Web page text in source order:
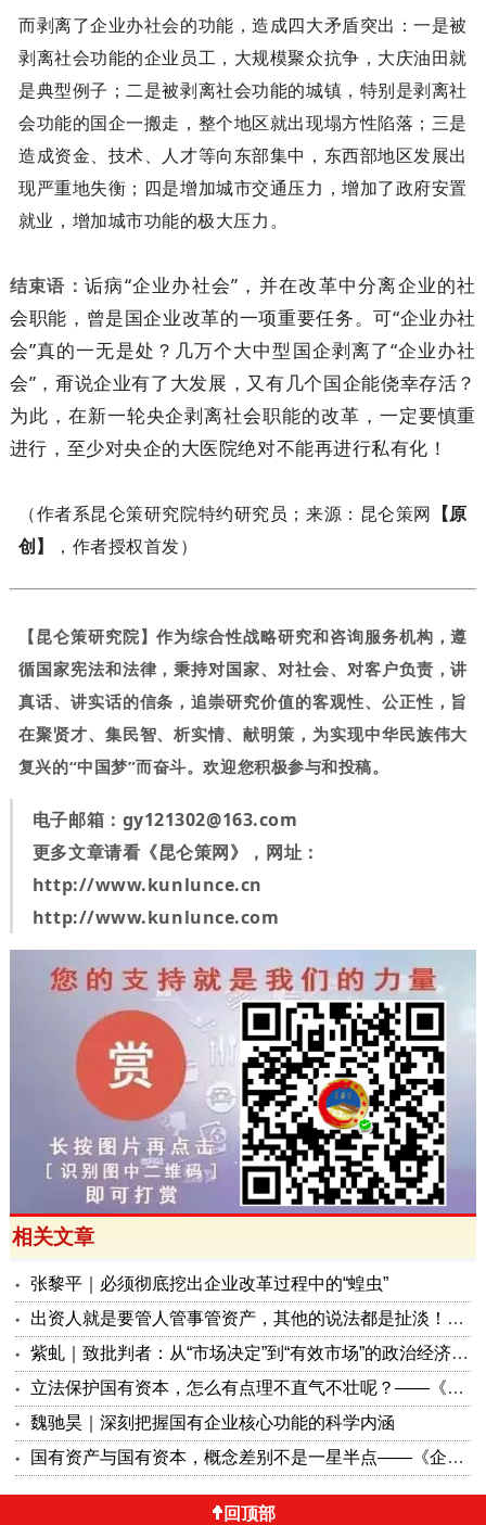
而剥离了企业办社会的功能，造成四大矛盾突出：一是被
剥离社会功能的企业员工，大规模聚众抗争，大庆油田就
是典型例子；二是被剥离社会功能的城镇，特别是剥离社
会功能的国企一搬走，整个地区就出现塌方性陷落；三是
造成资金、技术、人才等向东部集中，东西部地区发展出
现严重地失衡；四是增加城市交通压力，增加了政府安置
就业，增加城市功能的极大压力。
结束语：诟病“企业办社会”，并在改革中分离企业的社
会职能，曾是国企业改革的一项重要任务。可“企业办社
会”真的一无是处？几万个大中型国企剥离了“企业办社
会”，甭说企业有了大发展，又有几个国企能侥幸存活？
为此，在新一轮央企剥离社会职能的改革，一定要慎重
进行，至少对央企的大医院绝对不能再进行私有化！
（作者系昆仑策研究院特约研究员；来源：昆仑策网 【原
创】
，作者授权首发）
【昆仑策研究院】作为综合性战略研究和咨询服务机构，遵
循国家宪法和法律，秉持对国家、对社会、对客户负责，讲
真话、讲实话的信条，追崇研究价值的客观性、公正性，旨
在聚贤才、集民智、析实情、献明策，为实现中华民族伟大
复兴的“中国梦”而奋斗。欢迎您积极参与和投稿。
电子邮箱： gy121302@163.com
更多文章请看《昆仑策网》，网址：
http://www.kunlunce.cn
http://www.kunlunce.com
相关文章
张黎平｜必须彻底挖出企业改革过程中的“蝗虫”
出资人就是要管人管事管资产，其他的说法都是扯淡！——《企业国有资产法（修订草案）》评论之九
紫虬｜致批判者：从“市场决定”到“有效市场”的政治经济学辨析
立法保护国有资本，怎么有点理不直气不壮呢？——《企业国有资产法（修订草案）》评论之四
魏驰昊｜深刻把握国有企业核心功能的科学内涵
国有资产与国有资本，概念差别不是一星半点——《企业国有资产法（修订草案）》评论之一
回顶部